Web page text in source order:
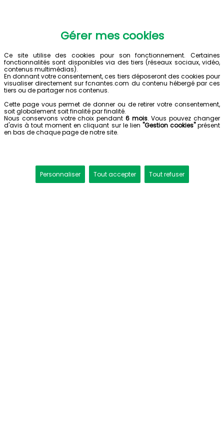
Gérer mes cookies
Ce site utilise des cookies pour son fonctionnement. Certaines
fonctionnalités sont disponibles via des tiers (réseaux sociaux, vidéo,
contenus multimédias).
En donnant votre consentement, ces tiers déposeront des cookies pour
visualiser directement sur fcnantes.com du contenu hébergé par ces
tiers ou de partager nos contenus.
Cette page vous permet de donner ou de retirer votre consentement,
soit globalement soit finalité par finalité.
Nous conservons votre choix pendant 6 mois. Vous pouvez changer
d'avis à tout moment en cliquant sur le lien "Gestion cookies"présent
en bas de chaque page de notre site.
Personnaliser Tout accepter Tout refuser